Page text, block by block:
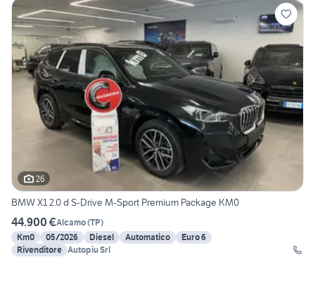
26
BMW X1 2.0 d S-Drive M-Sport Premium Package KM0
44.900 €Alcamo(TP)
Km0
05/2026 Diesel Automatico
Euro 6
Rivenditore Autopiu Srl